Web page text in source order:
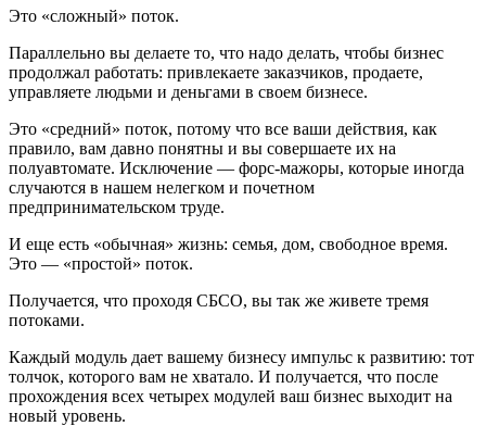
Это «сложный» поток.
Параллельно вы делаете то, что надо делать, чтобы бизнес
продолжал работать: привлекаете заказчиков, продаете,
управляете людьми и деньгами в своем бизнесе.
Это «средний» поток, потому что все ваши действия, как
правило, вам давно понятны и вы совершаете их на
полуавтомате. Исключение — форс-мажоры, которые иногда
случаются в нашем нелегком и почетном
предпринимательском труде.
И еще есть «обычная» жизнь: семья, дом, свободное время.
Это — «простой» поток.
Получается, что проходя СБСО, вы так же живете тремя
потоками.
Каждый модуль дает вашему бизнесу импульс к развитию: тот
толчок, которого вам не хватало. И получается, что после
прохождения всех четырех модулей ваш бизнес выходит на
новый уровень.